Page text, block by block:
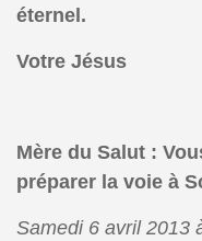
éternel.
Votre Jésus
Mère du Salut :
préparer la voie à
Samedi 6 avril 2013